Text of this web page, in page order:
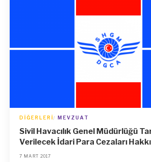
DIĞERLERI MEVZUAT
Sivil Havacılık Genel Müdürlüğü
Verilecek İdari Para Cezaları
Yönetmelik (Shy-İpc)’Te Değişiklik
7 MART 2017